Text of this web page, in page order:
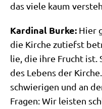
das vie­le kaum
Kar­di­nal Bur­ke: Hier
die Kir­che zutiefst
lie, die ihre Frucht ist.
des Lebens der
schwie­ri­gen und an
Fra­gen: Wir lei­sten